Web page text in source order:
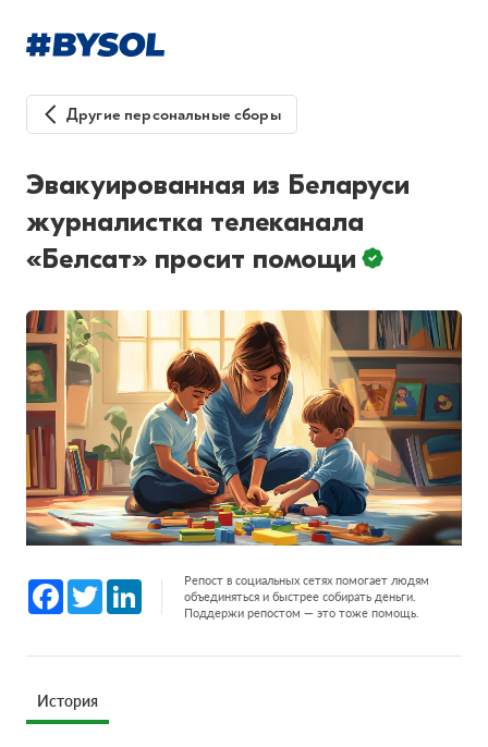
Другие персональные сборы
Эвакуированная из Беларуси
журналистка телеканала
«Белсат» просит помощи
Facebook
Twitter LinkedInРепост в социальных сетях помогает людям
объединяться и быстрее собирать деньги.
Поддержи репостом — это тоже помощь.
История